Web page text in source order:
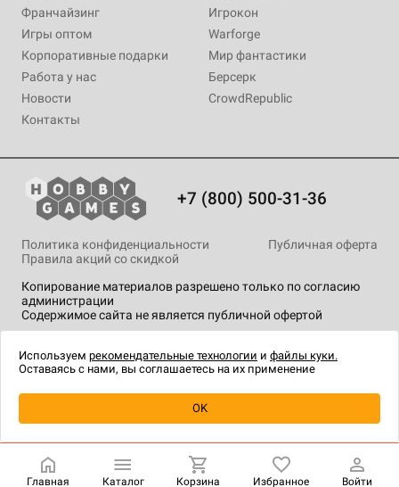
Уведомить о наличии
Франчайзинг
Игры оптом
Корпоративные подарки
Работа у нас
Новости
Контакты
Игрокон
Warforge
Мир фантастики
Берсерк
CrowdRepublic
+7 (800) 500-31-36
Копирование материалов разрешено только по согласию
администрации
Содержимое сайта не является публичной офертой
Политика конфиденциальности
Публичная оферта
Правила акций со скидкой
технологии.
Главная Каталог Корзина Избранное Войти
Используем рекомендательные технологии и файлы куки.
Оставаясь с нами, вы соглашаетесь на их применение
OK